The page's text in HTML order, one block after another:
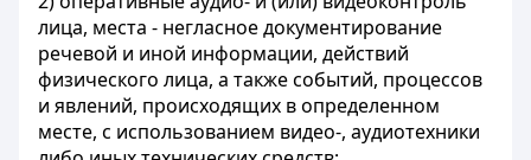
лица, места - негласное документирование
речевой и иной информации, действий
физического лица, а также событий, процессов
и явлений, происходящих в определенном
месте, с использованием видео-, аудиотехники